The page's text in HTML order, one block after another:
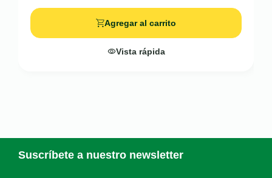
Agregar al carrito
Vista rápida
Suscríbete a nuestro newsletter